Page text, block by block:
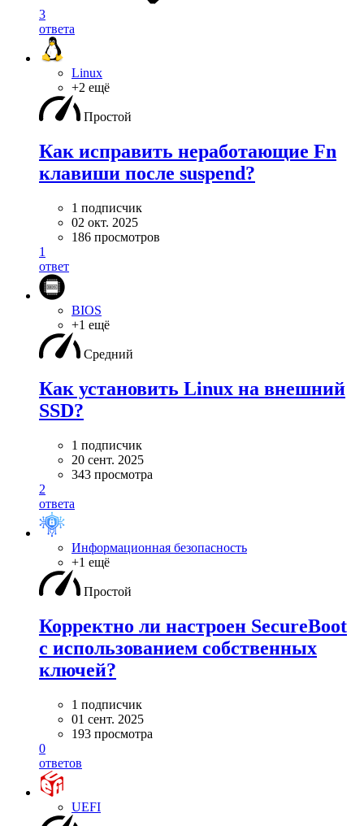
3
ответа
Linux
+2 ещё
Простой
Как исправить неработающие Fn
клавиши после suspend?
1 подписчик
02 окт. 2025
186 просмотров
1
ответ
BIOS
+1 ещё
Средний
Как установить Linux на внешний
SSD?
1 подписчик
20 сент. 2025
343 просмотра
2
ответа
Информационная безопасность
+1 ещё
Простой
Корректно ли настроен SecureBoot
с использованием собственных
ключей?
1 подписчик
01 сент. 2025
193 просмотра
0
ответов
UEFI